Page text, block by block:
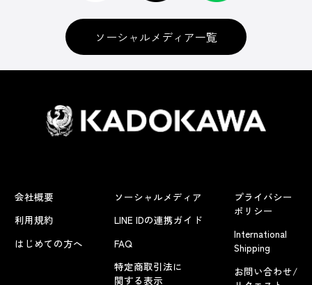
ソーシャルメディア一覧
会社概要
利用規約
はじめての方へ
ソーシャルメディア
LINE IDの連携ガイド
FAQ
特定商取引法に
関する表示
プライバシー
ポリシー
International
Shipping
お問い合わせ/